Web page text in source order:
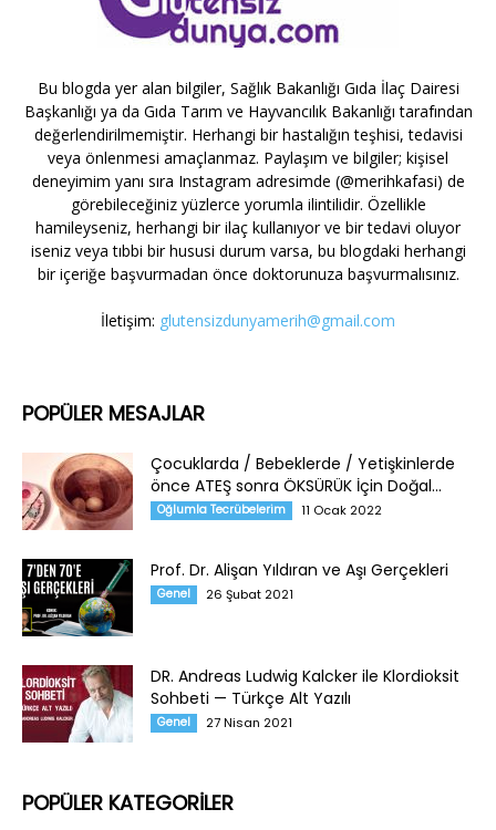
Bu blogda yer alan bilgiler, Sağlık Bakanlığı Gıda İlaç Dairesi
Başkanlığı ya da Gıda Tarım ve Hayvancılık Bakanlığı tarafından
değerlendirilmemiştir. Herhangi bir hastalığın teşhisi, tedavisi
veya önlenmesi amaçlanmaz. Paylaşım ve bilgiler; kişisel
deneyimim yanı sıra Instagram adresimde (@merihkafasi) de
görebileceğiniz yüzlerce yorumla ilintilidir. Özellikle
hamileyseniz, herhangi bir ilaç kullanıyor ve bir tedavi oluyor
iseniz veya tıbbi bir hususi durum varsa, bu blogdaki herhangi
bir içeriğe başvurmadan önce doktorunuza başvurmalısınız.
İletişim: glutensizdunyamerih@gmail.com
POPÜLER MESAJLAR
Çocuklarda / Bebeklerde / Yetişkinlerde
önce ATEŞ sonra ÖKSÜRÜK İçin Doğal...
Oğlumla Tecrübelerim 11 Ocak 2022
Prof. Dr. Alişan Yıldıran ve Aşı Gerçekleri
Genel 26 Şubat 2021
DR. Andreas Ludwig Kalcker ile Klordioksit
Sohbeti — Türkçe Alt Yazılı
Genel 27 Nisan 2021
POPÜLER KATEGORİLER